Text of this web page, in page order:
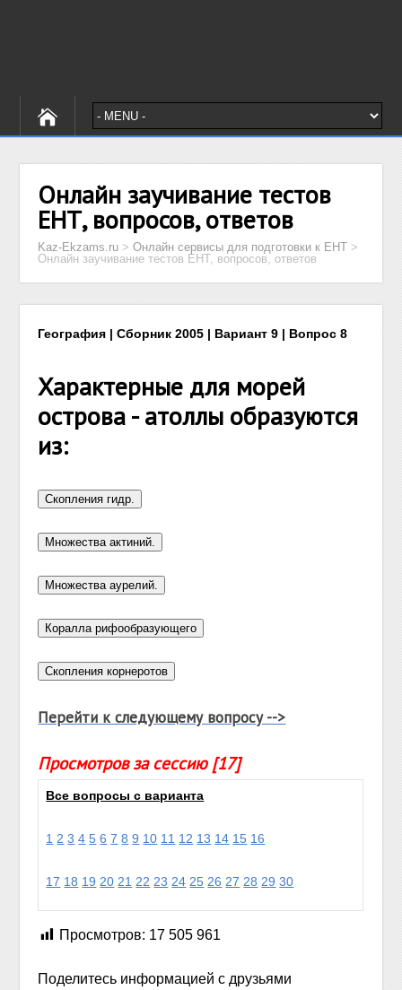
Онлайн заучивание тестов
ЕНТ, вопросов, ответов
Kaz-Ekzams.ru >Онлайн сервисы для подготовки к ЕНТ >
Онлайн заучивание тестов ЕНТ, вопросов, ответов
География | Сборник 2005 | Вариант 9 | Вопрос 8
Характерные для морей
острова - атоллы образуются
из:
Перейти к следующему вопросу -->
Просмотров за сессию [17]
Все вопросы с варианта
1 2 3 4 5 6 7 8 9 10 11 12 13 14 15 16
17 18 19 20 21 22 23 24 25 26 27 28 29 30
Просмотров: 17 505 961
Поделитесь информацией с друзьями